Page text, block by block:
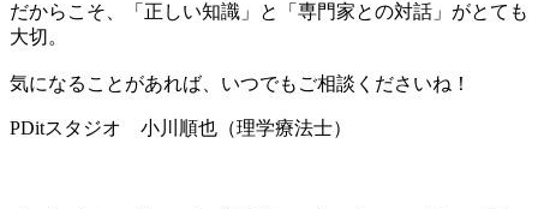
だからこそ、「正しい知識」と「専門家との対話」がとても
大切。
気になることがあれば、いつでもご相談くださいね！
PDitスタジオ 小川順也（理学療法士）